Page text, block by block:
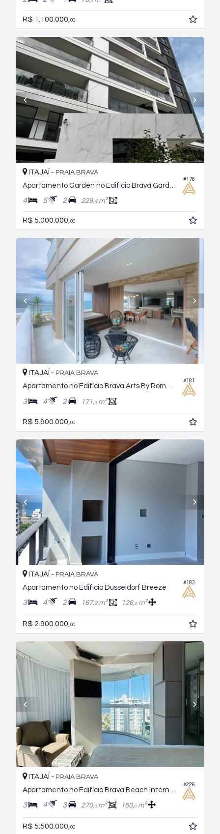
R$ 1.100.000,00
#176
ITAJAÍ - PRAIA BRAVA
4 5 2 229,4m²
R$ 5.000.000, 00
#181
ITAJAÍ - PRAIA BRAVA
Apartamento no Edifício Brava Arts By Romero Brito
3 4 2 171,0m²
R$ 5.900.000, 00
#183
ITAJAÍ - PRAIA BRAVA
Apartamento no Edifício Dusseldorf Breeze
3 4 2 167,2m² 126,0m²
R$ 2.900.000, 00
#226
ITAJAÍ - PRAIA BRAVA
3 4 3 270,0m² 160,0m²
R$ 5.500.000, 00